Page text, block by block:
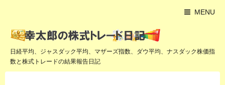
MENU
日経平均、ジャスダック平均、マザーズ指数、ダウ平均、ナスダック株価指
数と株式トレードの結果報告日記